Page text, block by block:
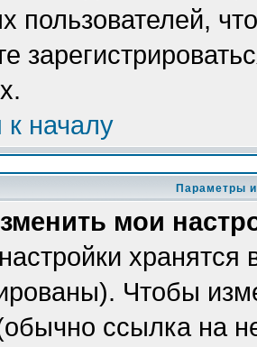
пользователей,
к началу
Параметры
мои
Чтобы
ссылка на